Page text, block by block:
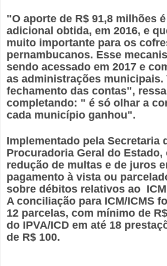
"O aporte de R$ 91,8 milhões
adicional obtida, em 2016, e
muito importante para os
pernambucanos. Esse
sendo acessado em 2017 e
as administrações municipais.
fechamento das contas",
completando: " é só olhar a
cada município ganhou".
Implementado pela Secretaria
Procuradoria Geral do Estado,
redução de multas e de juros
pagamento à vista ou
sobre débitos relativos ao
A conciliação para ICM/ICMS
12 parcelas, com mínimo de
do IPVA/ICD em até 18
de R$ 100.